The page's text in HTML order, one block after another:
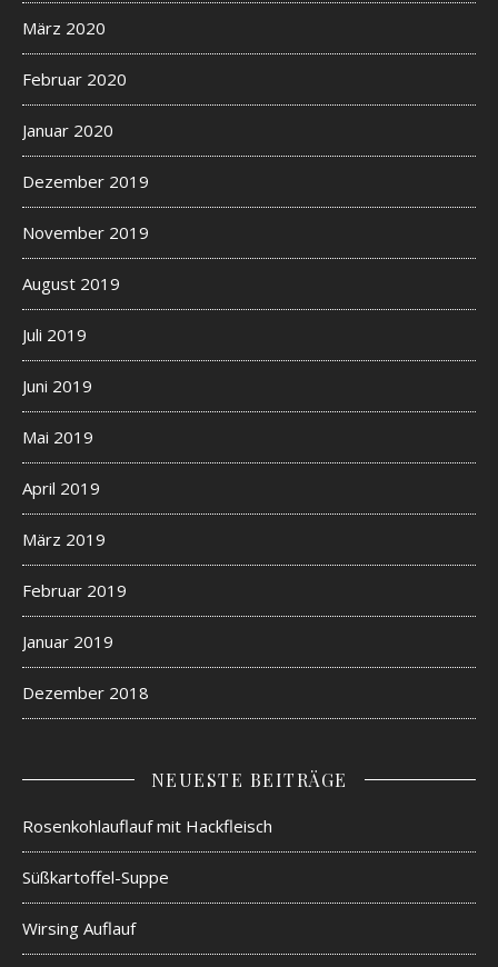
März 2020
Februar 2020
Januar 2020
Dezember 2019
November 2019
August 2019
Juli 2019
Juni 2019
Mai 2019
April 2019
März 2019
Februar 2019
Januar 2019
Dezember 2018
NEUESTE BEITRÄGE
Rosenkohlauflauf mit Hackfleisch
Süßkartoffel-Suppe
Wirsing Auflauf